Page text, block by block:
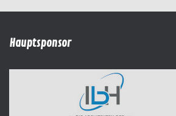
Hauptsponsor